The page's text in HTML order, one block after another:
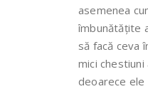
asemenea
îmbunătățite
să facă ceva
mici
deoarece